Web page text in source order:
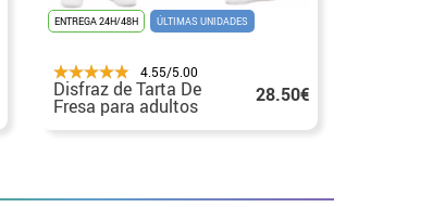
ENTREGA 24H/48H ÚLTIMAS UNIDADES
4.55/5.00
Disfraz de Tarta De
Fresa para adultos 28.50€